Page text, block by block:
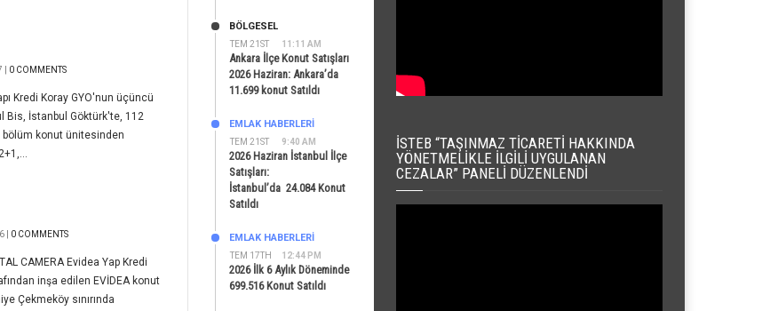
| 0 COMMENTS
Kredi Koray GYO'nun üçüncü
Bis, İstanbul Göktürk'te, 112
bölüm konut ünitesinden
| 0 COMMENTS
CAMERA Evidea Yap Kredi
inşa edilen EVİDEA konut
Çekmeköy sınırında
TEM 21ST 11:11 AM
BÖLGESEL
Ankara İlçe Konut Satışları
2026 Haziran: Ankara’da
11.699 konut Satıldı
TEM 21ST 9:40 AM
EMLAK HABERLERI
2026 Haziran İstanbul İlçe
Satışları:
İstanbul’da 24.084 Konut
Satıldı
TEM 17TH 12:44 PM
EMLAK HABERLERI
2026 İlk 6 Aylık Döneminde
699.516 Konut Satıldı
İSTEB “TAŞINMAZ TICARETI HAKKINDA
YÖNETMELIKLE İLGILI UYGULANAN
CEZALAR” PANELI DÜZENLENDI